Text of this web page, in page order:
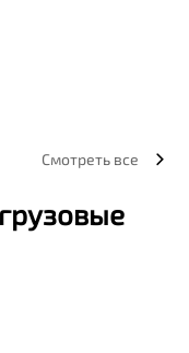
Смотреть все